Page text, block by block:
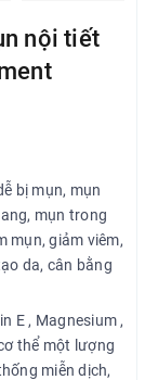
nội tiết
bị mụn, mụn
mụn trong
mụn, giảm viêm,
da, cân bằng
E , Magnesium ,
thể một lượng
miễn dịch,